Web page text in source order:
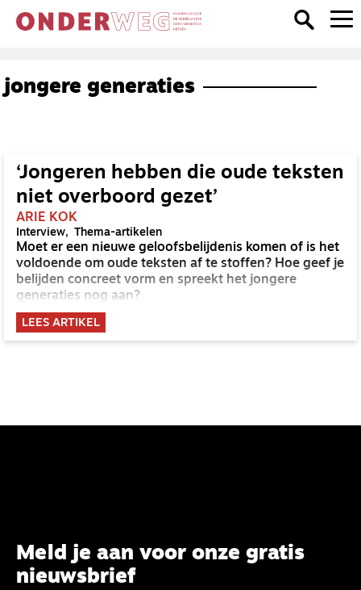
jongere generaties
‘Jongeren hebben die oude teksten
niet overboord gezet’
ARIE KOK
Interview Thema-artikelen
Moet er een nieuwe geloofsbelijdenis komen of is het
voldoende om oude teksten af te stoffen? Hoe geef je
belijden concreet vorm en spreekt het jongere
generaties nog aan?
LEES ARTIKEL
Meld je aan voor onze gratis
nieuwsbrief